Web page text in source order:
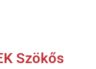
Szökős